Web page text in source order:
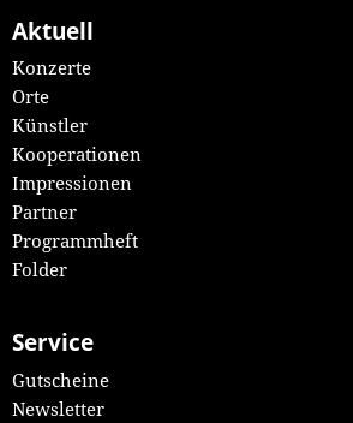
Aktuell
Konzerte
Orte
Künstler
Kooperationen
Impressionen
Partner
Programmheft
Folder
Service
Gutscheine
Newsletter